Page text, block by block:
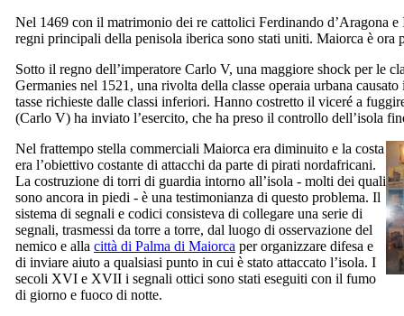
Nel 1469 con il matrimonio dei re cattolici Ferdinando d’Aragona e
regni principali della penisola iberica sono stati uniti. Maiorca è ora
Sotto il regno dell’imperatore Carlo V, una maggiore shock per le
Germanies nel 1521, una rivolta della classe operaia urbana
tasse richieste dalle classi inferiori. Hanno costretto il viceré a
(Carlo V) ha inviato l’esercito, che ha preso il controllo dell’isola
Nel frattempo stella commerciali Maiorca era diminuito e la costa
era l’obiettivo costante di attacchi da parte di pirati nordafricani.
La costruzione di torri di guardia intorno all’isola - molti dei quali
sono ancora in piedi - è una testimonianza di questo problema. Il
sistema di segnali e codici consisteva di collegare una serie di
segnali, trasmessi da torre a torre, dal luogo di osservazione del
nemico e alla città di Palma di Maiorca per organizzare difesa e
di inviare aiuto a qualsiasi punto in cui è stato attaccato l’isola. I
secoli XVI e XVII i segnali ottici sono stati eseguiti con il fumo
di giorno e fuoco di notte.